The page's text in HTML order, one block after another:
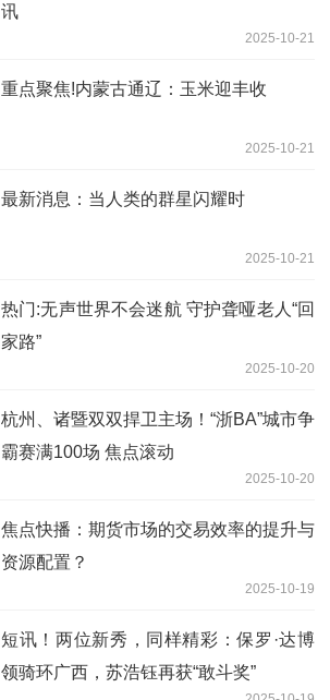
讯
2025-10-21
重点聚焦!内蒙古通辽：玉米迎丰收
2025-10-21
最新消息：当人类的群星闪耀时
2025-10-21
热门:无声世界不会迷航 守护聋哑老人“回
家路”
2025-10-20
杭州、诸暨双双捍卫主场！“浙BA”城市争
霸赛满100场 焦点滚动
2025-10-20
焦点快播：期货市场的交易效率的提升与
资源配置？
2025-10-19
短讯！两位新秀，同样精彩：保罗·达博
领骑环广西，苏浩钰再获“敢斗奖”